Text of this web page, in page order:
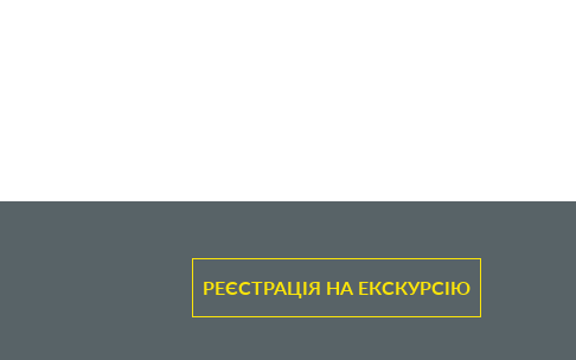
РЕЄСТРАЦІЯ НА ЕКСКУРСІЮ